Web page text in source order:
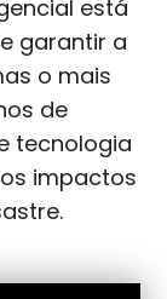
está
garantir a
o mais
de
tecnologia
impactos